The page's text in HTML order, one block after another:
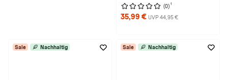
(0) 1
35,99 € UVP 44,95 €
Sale Nachhaltig Sale Nachhaltig